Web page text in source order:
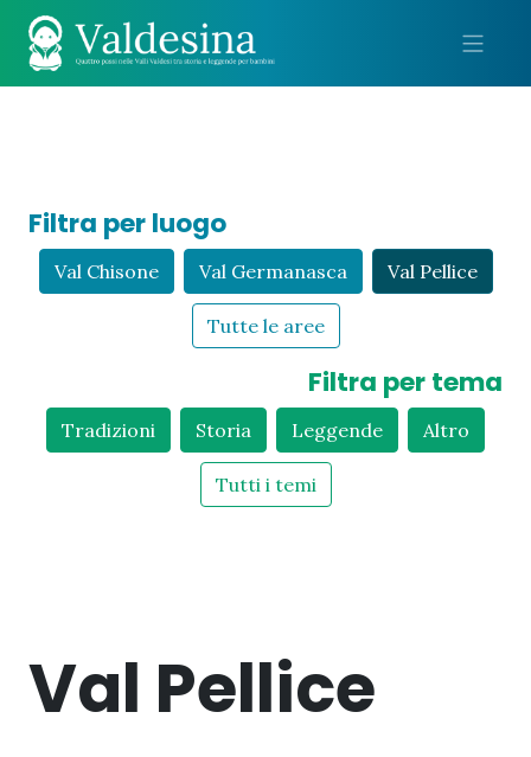
Filtra per luogo
Val Chisone Val Germanasca Val Pellice
Tutte le aree
Filtra per tema
Tradizioni Storia Leggende Altro
Tutti i temi
Val Pellice